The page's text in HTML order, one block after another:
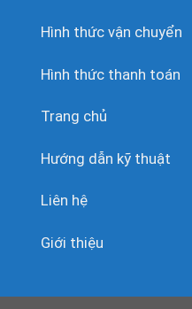
Hình thức vận chuyển
Hình thức thanh toán
Trang chủ
Hướng dẫn kỹ thuật
Liên hệ
Giới thiệu